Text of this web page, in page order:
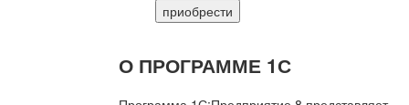
приобрести
О ПРОГРАММЕ 1С